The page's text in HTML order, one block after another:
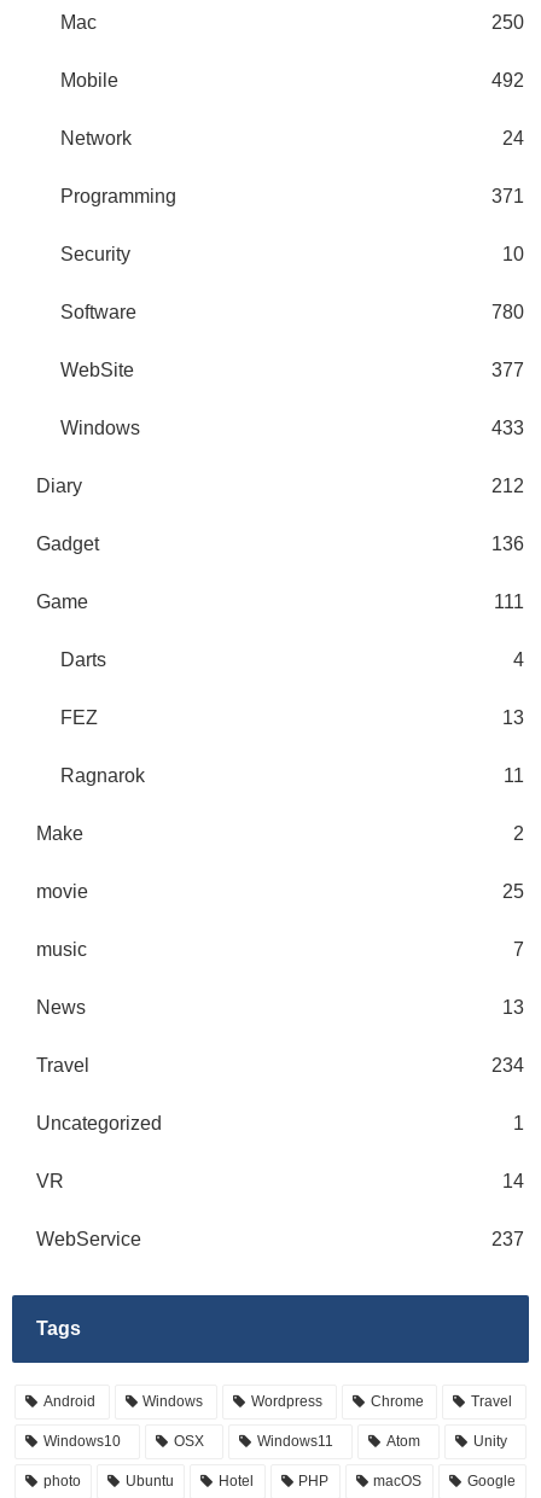
Mac 250
Mobile 492
Network 24
Programming 371
Security 10
Software 780
WebSite 377
Windows 433
Diary 212
Gadget 136
Game 111
Darts 4
FEZ 13
Ragnarok 11
Make 2
movie 25
music 7
News 13
Travel 234
Uncategorized 1
VR 14
WebService 237
Tags
Android Windows Wordpress Chrome Travel
Windows10 OSX Windows11 Atom Unity
photo Ubuntu Hotel PHP macOS Google